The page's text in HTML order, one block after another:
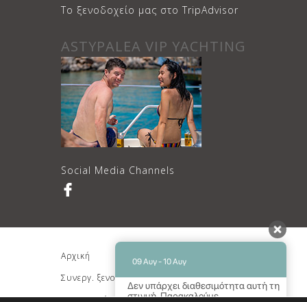
Social Media Channels
Συνεργ. ξενοδοχείο
Κρατήσεις
Επικοινωνία
09 Αυγ - 10 Αυγ
Δεν υπάρχει διαθεσιμότητα αυτή τη
στιγμή. Παρακαλούμε